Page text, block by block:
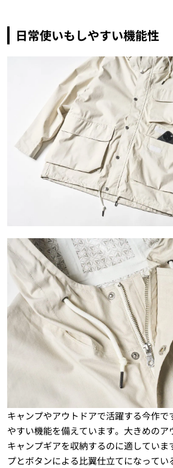
日常使いもしやすい機能性
キャンプやアウトドアで活躍する今作で
やすい機能を備えています。大きめのア
キャンプギアを収納するのに適していま
プとボタンによる比翼仕立てになってい